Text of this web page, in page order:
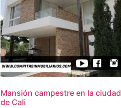
Mansión campestre en la ciudad
de Cali